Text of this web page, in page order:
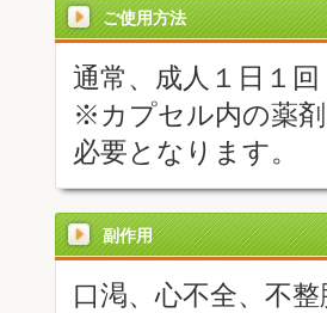
ご使用方法
通常、成人１日１
※カプセル内の薬
必要となります。
副作用
口渇、心不全、不